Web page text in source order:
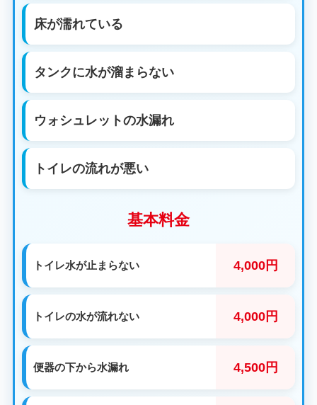
床が濡れている
タンクに水が溜まらない
ウォシュレットの水漏れ
トイレの流れが悪い
基本料金
トイレ水が止まらない 4,000円
トイレの水が流れない 4,000円
便器の下から水漏れ 4,500円